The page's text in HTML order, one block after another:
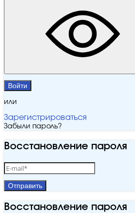
Войти
или
Зарегистрироваться
Забыли пароль?
Восстановление пароля
Отправить
Восстановление пароля